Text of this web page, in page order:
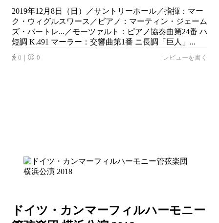
2019年12月8日（日）／サントリーホール／指揮：マー
ク・ウィグルスワース／ピアノ：マーティン・ジェーム
ズ・バートレ...／モーツァルト：ピアノ協奏曲第24番 ハ
短調 K.491 マーラー：交響曲第1番 ニ長調「巨人」...
0｜ 0 レビューを書く
ドイツ・カンマーフィルハーモニー